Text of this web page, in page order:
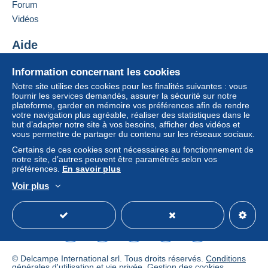
Si les conditions de vente du vendeur comportent
considérer comme nulles et non avenues. Les
conditions de paiement du site Delcampe, telles
que définies dans les
conditions d’utilisation
Les achats doivent être payés dans les14 jours
suivant la réception du décompte final de la part du
vendeur.
LES FRAIS DE PORT VOUS SERONT INDIQUES
APRES LA VENTE . MERCI
Information concernant les cookies
Notre site utilise des cookies pour les finalités suivantes : vous
fournir les services demandés, assurer la sécurité sur notre
plateforme, garder en mémoire vos préférences afin de rendre
votre navigation plus agréable, réaliser des statistiques dans le
but d’adapter notre site à vos besoins, afficher des vidéos et
vous permettre de partager du contenu sur les réseaux sociaux.
Certains de ces cookies sont nécessaires au fonctionnement de
notre site, d’autres peuvent être paramétrés selon vos
préférences. En savoir plus
Voir plus
Forum
Vidéos
Aide
Acheter sur Delcampe
Vendre sur Delcampe
Un site sécurisé
© Delcampe International srl. Tous droits réservés. Conditions